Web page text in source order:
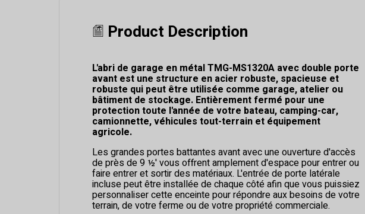
Product Description
L'abri de garage en métal TMG-MS1320A avec double porte
avant est une structure en acier robuste, spacieuse et
robuste qui peut être utilisée comme garage, atelier ou
bâtiment de stockage. Entièrement fermé pour une
protection toute l'année de votre bateau, camping-car,
camionnette, véhicules tout-terrain et équipement
agricole.
Les grandes portes battantes avant avec une ouverture d'accès
de près de 9 ½' vous offrent amplement d'espace pour entrer ou
faire entrer et sortir des matériaux. L'entrée de porte latérale
incluse peut être installée de chaque côté afin que vous puissiez
personnaliser cette enceinte pour répondre aux besoins de votre
terrain, de votre ferme ou de votre propriété commerciale.